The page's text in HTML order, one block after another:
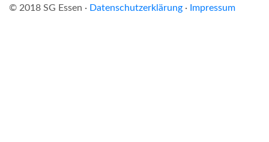
© 2018 SG Essen · Datenschutzerklärung · Impressum